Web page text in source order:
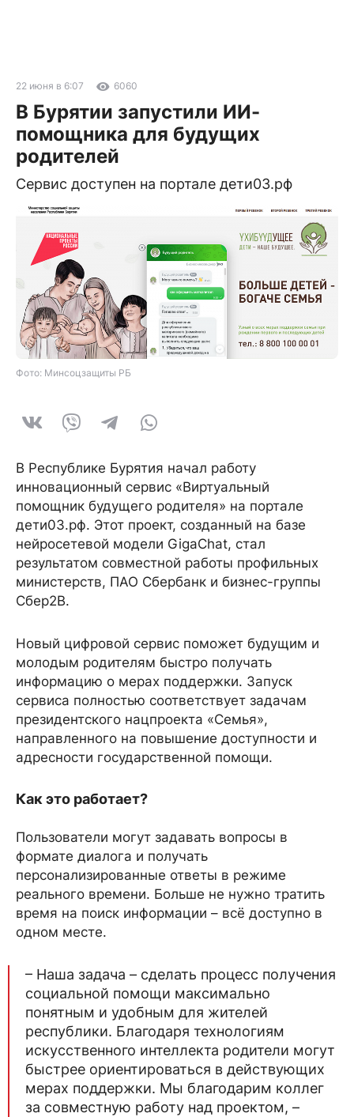
22 июня в 6:07 6060
В Бурятии запустили ИИ-
помощника для будущих
родителей
Сервис доступен на портале дети03.рф
Фото: Минсоцзащиты РБ
В Республике Бурятия начал работу
инновационный сервис «Виртуальный
помощник будущего родителя» на портале
дети03.рф. Этот проект, созданный на базе
нейросетевой модели GigaChat, стал
результатом совместной работы профильных
министерств, ПАО Сбербанк и бизнес-группы
Сбер2B.
Новый цифровой сервис поможет будущим и
молодым родителям быстро получать
информацию о мерах поддержки. Запуск
сервиса полностью соответствует задачам
президентского нацпроекта «Семья»,
направленного на повышение доступности и
адресности государственной помощи.
Как это работает?
Пользователи могут задавать вопросы в
формате диалога и получать
персонализированные ответы в режиме
реального времени. Больше не нужно тратить
время на поиск информации – всё доступно в
одном месте.
– Наша задача – сделать процесс получения
социальной помощи максимально
понятным и удобным для жителей
республики. Благодаря технологиям
искусственного интеллекта родители могут
быстрее ориентироваться в действующих
мерах поддержки. Мы благодарим коллег
за совместную работу над проектом, –